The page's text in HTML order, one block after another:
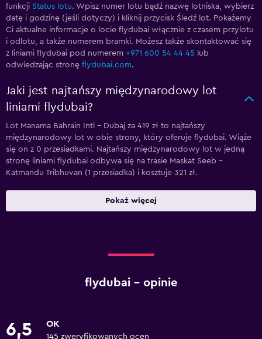
funkcji Status lotu. Wpisz numer lotu bądź nazwę lotniska, wybierz
datę i godzinę (jeśli dotyczy) i kliknij przycisk Śledź lot. Pokażemy
Ci aktualne informacje o locie flydubai włącznie z czasem przylotu
i odlotu, a także numerem bramki. Możesz także skontaktować się
z liniami flydubai pod numerem +971 600 54 44 45 lub
odwiedzając stronę flydubai.com.
Jaki jest najtańszy międzynarodowy lot
liniami flydubai?
Lot Manama Bahrain Intl - Dubaj za 419 zł to najtańszy
międzynarodowy lot w obie strony, który oferuje flydubai. Wiąże
się on z 0 przesiadkami. Najtańszy międzynarodowy lot w jedną
stronę liniami flydubai odbywa się na trasie Maskat Seeb -
Katmandu Tribhuvan (1 przesiadka) i kosztuje 321 zł.
Pokaż więcej
flydubai – opinie
6,5 OK
145 zweryfikowanych ocen